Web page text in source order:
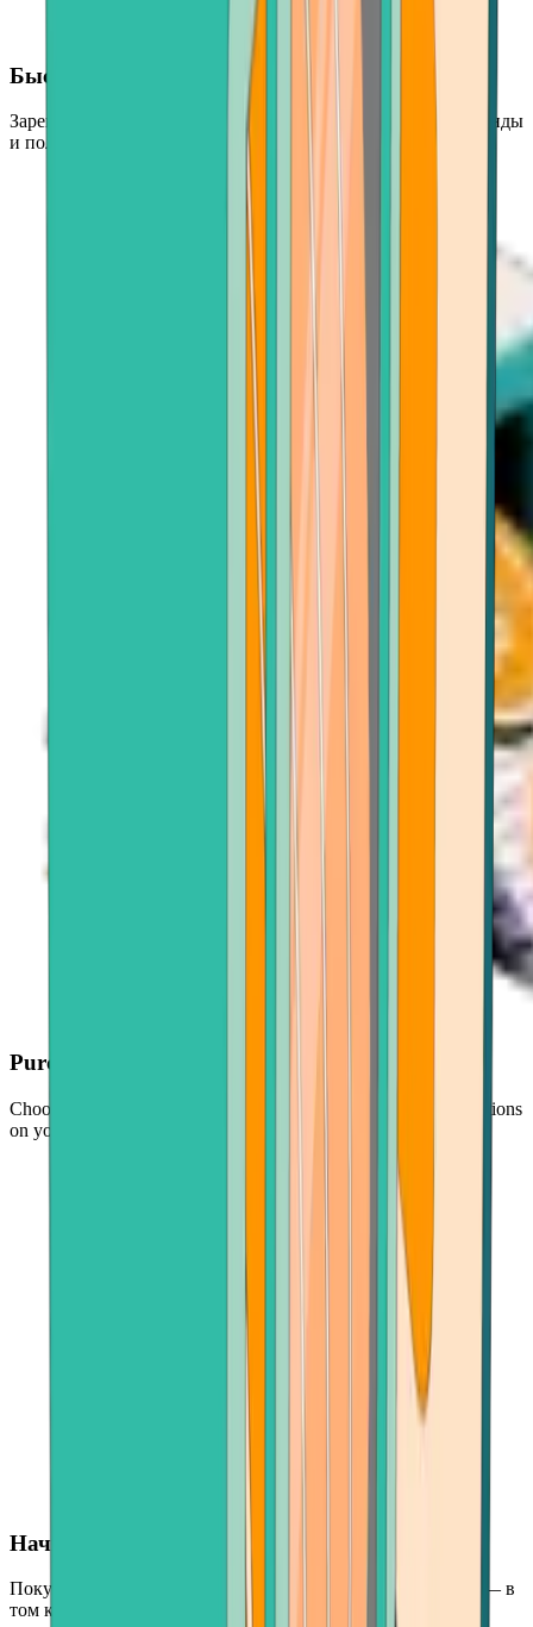
Быстро приобретите ETH
Зарегистрируйтесь, произведите оплату за считанные секунды
и получите ETH уже через несколько минут
Purchase with ease
Choose your crypto, enter an amount, and follow simple instructions
on your screen
Начните всего с 30 долларов
Покупать криптовалюты легко и с минимальным риском — в
том количестве, которое подходит именно вам